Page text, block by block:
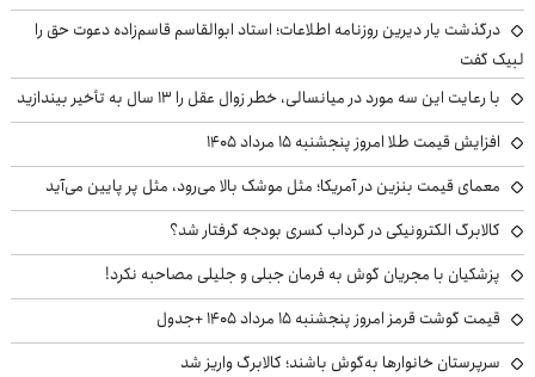
درگذشت یار دیرین روزنامه اطلاعات؛ استاد ابوالقاسم قاسم‌زاده دعوت حق را
لبیک گفت
با رعایت این سه مورد در میانسالی، خطر زوال عقل را ۱۳ سال به تأخیر بیندازید
افزایش قیمت طلا امروز پنجشنبه ۱۵ مرداد ۱۴۰۵
معمای قیمت بنزین در آمریکا؛ مثل موشک بالا می‌رود، مثل پر پایین می‌آید
کالابرگ الکترونیکی در گرداب کسری بودجه گرفتار شد؟
پزشکیان با مجریان گوش به فرمان جبلی و جلیلی مصاحبه نکرد!
قیمت گوشت قرمز امروز پنجشنبه ۱۵ مرداد ۱۴۰۵ +جدول
سرپرستان خانوارها به‌گوش باشند؛ کالابرگ واریز شد